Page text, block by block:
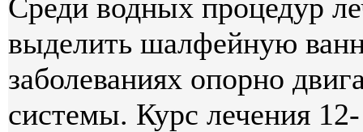
Среди водных процедур
выделить шалфейную
заболеваниях опорно
системы. Курс лечения